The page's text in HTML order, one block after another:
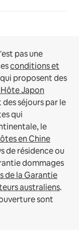
pas une
conditions et
proposent des
Japon
séjours par le
qui
le
en Chine
de résidence ou
dommages
de la Garantie
australiens.
sont